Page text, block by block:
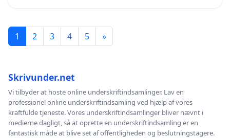
1 2 3 4 5 »
Skrivunder.net
Vi tilbyder at hoste online underskriftindsamlinger. Lav en
professionel online underskriftindsamling ved hjælp af vores
kraftfulde tjeneste. Vores underskriftindsamlinger bliver nævnt i
medierne dagligt, så at oprette en underskriftindsamling er en
fantastisk måde at blive set af offentligheden og beslutningstagere.